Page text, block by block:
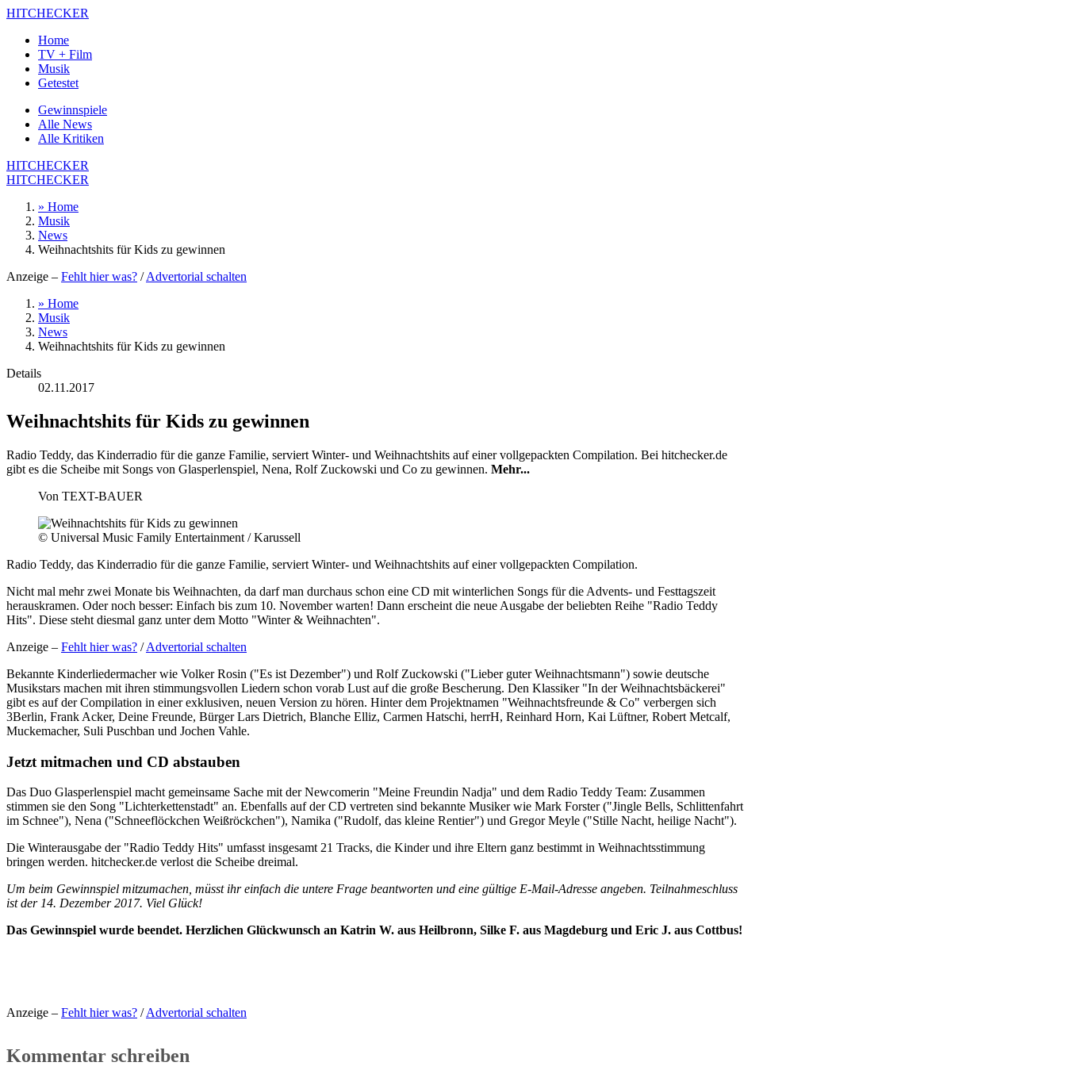
HITCHECKER
Home
TV + Film
Musik
Getestet
Gewinnspiele
Alle News
Alle Kritiken
HITCHECKER
HITCHECKER
» Home
Musik
News
Weihnachtshits für Kids zu gewinnen
Anzeige – Fehlt hier was? /Advertorial schalten
» Home
Musik
News
Weihnachtshits für Kids zu gewinnen
Details
02.11.2017
Weihnachtshits für Kids zu gewinnen
Radio Teddy, das Kinderradio für die ganze Familie, serviert Winter- und Weihnachtshits auf einer vollgepackten Compilation. Bei hitchecker.de
gibt es die Scheibe mit Songs von Glasperlenspiel, Nena, Rolf Zuckowski und Co zu gewinnen. Mehr...
Von TEXT-BAUER
© Universal Music Family Entertainment / Karussell
Radio Teddy, das Kinderradio für die ganze Familie, serviert Winter- und Weihnachtshits auf einer vollgepackten Compilation.
Nicht mal mehr zwei Monate bis Weihnachten, da darf man durchaus schon eine CD mit winterlichen Songs für die Advents- und Festtagszeit
herauskramen. Oder noch besser: Einfach bis zum 10. November warten! Dann erscheint die neue Ausgabe der beliebten Reihe "Radio Teddy
Hits". Diese steht diesmal ganz unter dem Motto "Winter & Weihnachten".
Anzeige – Fehlt hier was? /Advertorial schalten
Bekannte Kinderliedermacher wie Volker Rosin ("Es ist Dezember") und Rolf Zuckowski ("Lieber guter Weihnachtsmann") sowie deutsche
Musikstars machen mit ihren stimmungsvollen Liedern schon vorab Lust auf die große Bescherung. Den Klassiker "In der Weihnachtsbäckerei"
gibt es auf der Compilation in einer exklusiven, neuen Version zu hören. Hinter dem Projektnamen "Weihnachtsfreunde & Co" verbergen sich
3Berlin, Frank Acker, Deine Freunde, Bürger Lars Dietrich, Blanche Elliz, Carmen Hatschi, herrH, Reinhard Horn, Kai Lüftner, Robert Metcalf,
Muckemacher, Suli Puschban und Jochen Vahle.
Jetzt mitmachen und CD abstauben
Das Duo Glasperlenspiel macht gemeinsame Sache mit der Newcomerin "Meine Freundin Nadja" und dem Radio Teddy Team: Zusammen
stimmen sie den Song "Lichterkettenstadt" an. Ebenfalls auf der CD vertreten sind bekannte Musiker wie Mark Forster ("Jingle Bells, Schlittenfahrt
im Schnee"), Nena ("Schneeflöckchen Weißröckchen"), Namika ("Rudolf, das kleine Rentier") und Gregor Meyle ("Stille Nacht, heilige Nacht").
Die Winterausgabe der "Radio Teddy Hits" umfasst insgesamt 21 Tracks, die Kinder und ihre Eltern ganz bestimmt in Weihnachtsstimmung
bringen werden. hitchecker.de verlost die Scheibe dreimal.
Um beim Gewinnspiel mitzumachen, müsst ihr einfach die untere Frage beantworten und eine gültige E-Mail-Adresse angeben. Teilnahmeschluss
ist der 14. Dezember 2017. Viel Glück!
Das Gewinnspiel wurde beendet. Herzlichen Glückwunsch an Katrin W. aus Heilbronn, Silke F. aus Magdeburg und Eric J. aus Cottbus!
Anzeige – Fehlt hier was? /Advertorial schalten
Kommentar schreiben